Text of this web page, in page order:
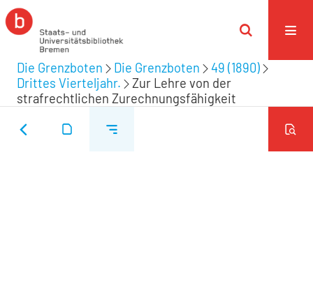
Die Grenzboten Die Grenzboten
49 (1890)
Drittes Vierteljahr.
Zur Lehre von der
strafrechtlichen Zurechnungsfähigkeit